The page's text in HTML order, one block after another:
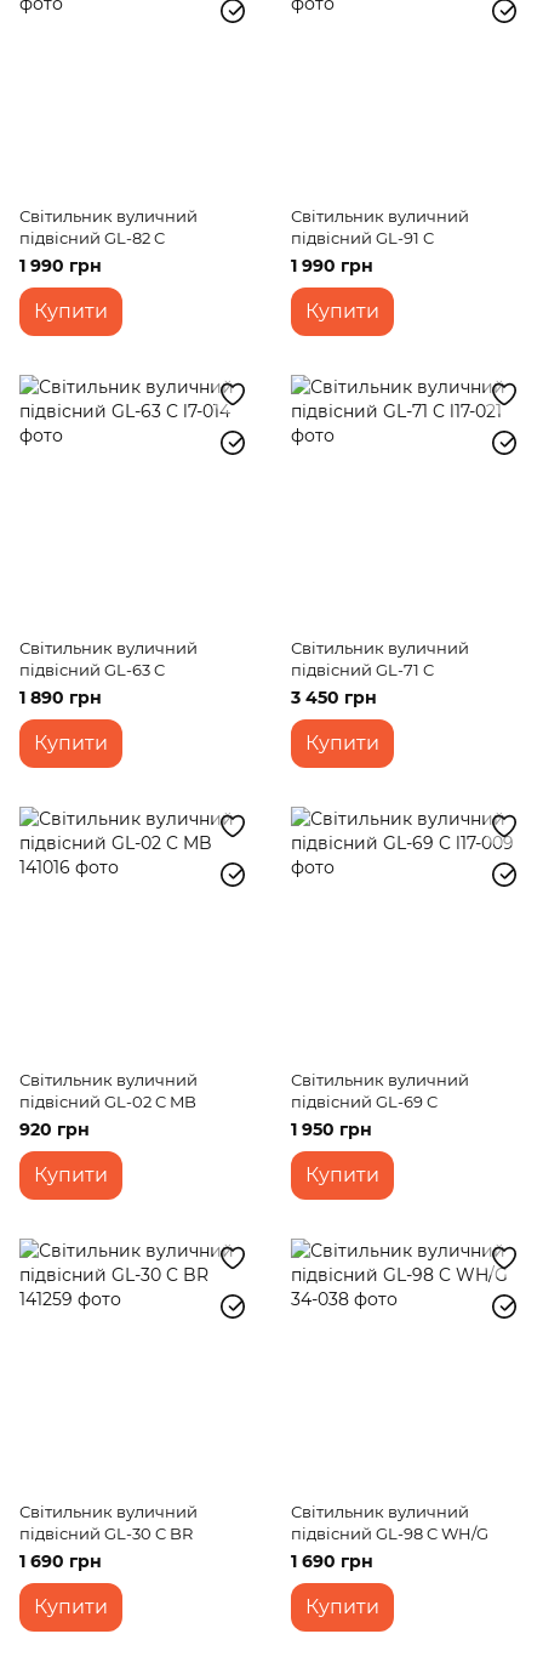
Світильник вуличний
підвісний GL-82 C
1 990 грн
Купити
Світильник вуличний
підвісний GL-91 C
1 990 грн
Купити
Світильник вуличний
підвісний GL-63 C
1 890 грн
Купити
Світильник вуличний
підвісний GL-71 C
3 450 грн
Купити
Світильник вуличний
підвісний GL-02 C MB
920 грн
Купити
Світильник вуличний
підвісний GL-69 C
1 950 грн
Купити
Світильник вуличний
підвісний GL-30 C BR
1 690 грн
Купити
Світильник вуличний
підвісний GL-98 C WH/G
1 690 грн
Купити